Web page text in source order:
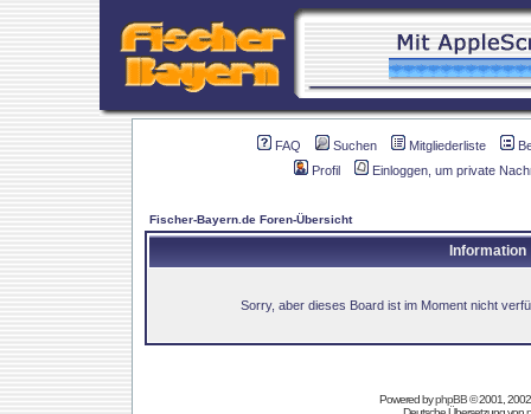
FAQ Suchen Mitgliederliste
Profil
Einloggen, um private
Fischer-Bayern.de Foren-Übersicht
Information
Sorry, aber dieses Board ist im Moment nicht
Powered byphpBB© 2001,